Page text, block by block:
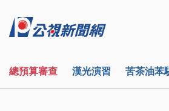
總預算審查 漢光演習 苦茶油苯